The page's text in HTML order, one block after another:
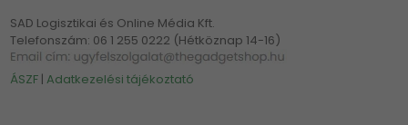
SAD Logisztikai és Online Média Kft.
Telefonszám: 06 1 255 0222 (Hétköznap 14-16)
ÁSZF |Adatkezelési tájékoztató